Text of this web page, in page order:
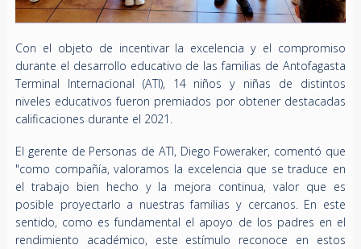
Con el objeto de incentivar la excelencia y el compromiso
durante el desarrollo educativo de las familias de Antofagasta
Terminal Internacional (ATI), 14 niños y niñas de distintos
niveles educativos fueron premiados por obtener destacadas
calificaciones durante el 2021.
El gerente de Personas de ATI, Diego Foweraker, comentó que
"como compañía, valoramos la excelencia que se traduce en
el trabajo bien hecho y la mejora continua, valor que es
posible proyectarlo a nuestras familias y cercanos. En este
sentido, como es fundamental el apoyo de los padres en el
rendimiento académico, este estímulo reconoce en estos